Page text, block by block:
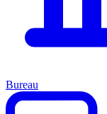
Bureau